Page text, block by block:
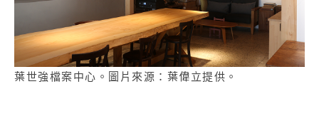
葉世強檔案中心。圖片來源：葉偉立提供。